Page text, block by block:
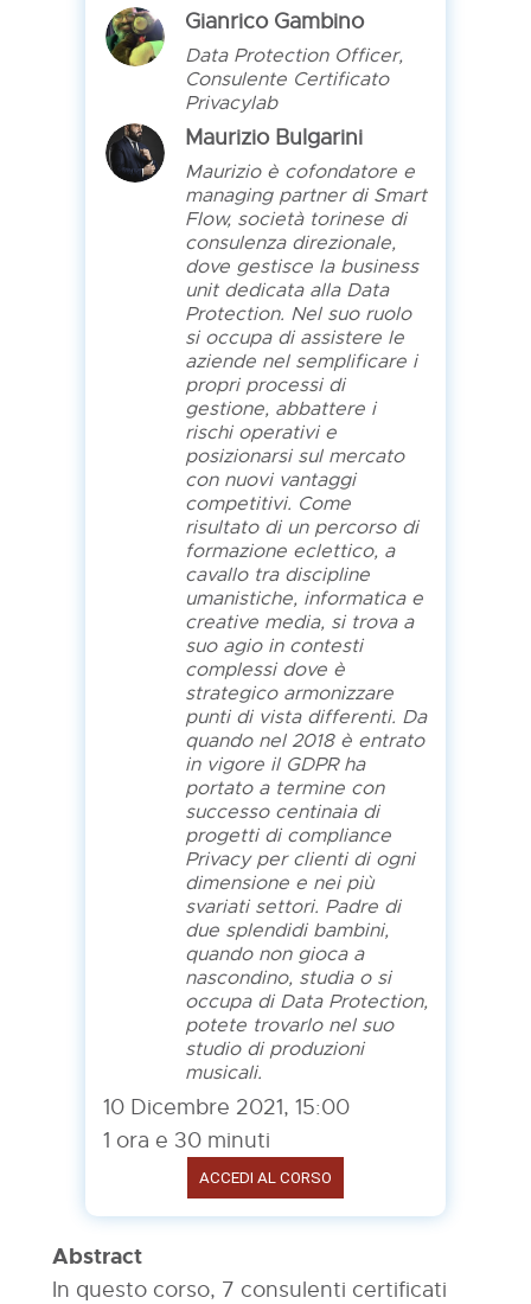
Gianrico Gambino
Data Protection Officer,
Consulente Certificato
Privacylab
Maurizio Bulgarini
Maurizio è cofondatore e
managing partner di Smart
Flow, società torinese di
consulenza direzionale,
dove gestisce la business
unit dedicata alla Data
Protection. Nel suo ruolo
si occupa di assistere le
aziende nel semplificare i
propri processi di
gestione, abbattere i
rischi operativi e
posizionarsi sul mercato
con nuovi vantaggi
competitivi. Come
risultato di un percorso di
formazione eclettico, a
cavallo tra discipline
umanistiche, informatica e
creative media, si trova a
suo agio in contesti
complessi dove è
strategico armonizzare
punti di vista differenti. Da
quando nel 2018 è entrato
in vigore il GDPR ha
portato a termine con
successo centinaia di
progetti di compliance
Privacy per clienti di ogni
dimensione e nei più
svariati settori. Padre di
due splendidi bambini,
quando non gioca a
nascondino, studia o si
occupa di Data Protection,
potete trovarlo nel suo
studio di produzioni
musicali.
10 Dicembre 2021, 15:00
1 ora e 30 minuti
ACCEDI AL CORSO
Abstract
In questo corso, 7 consulenti certificati